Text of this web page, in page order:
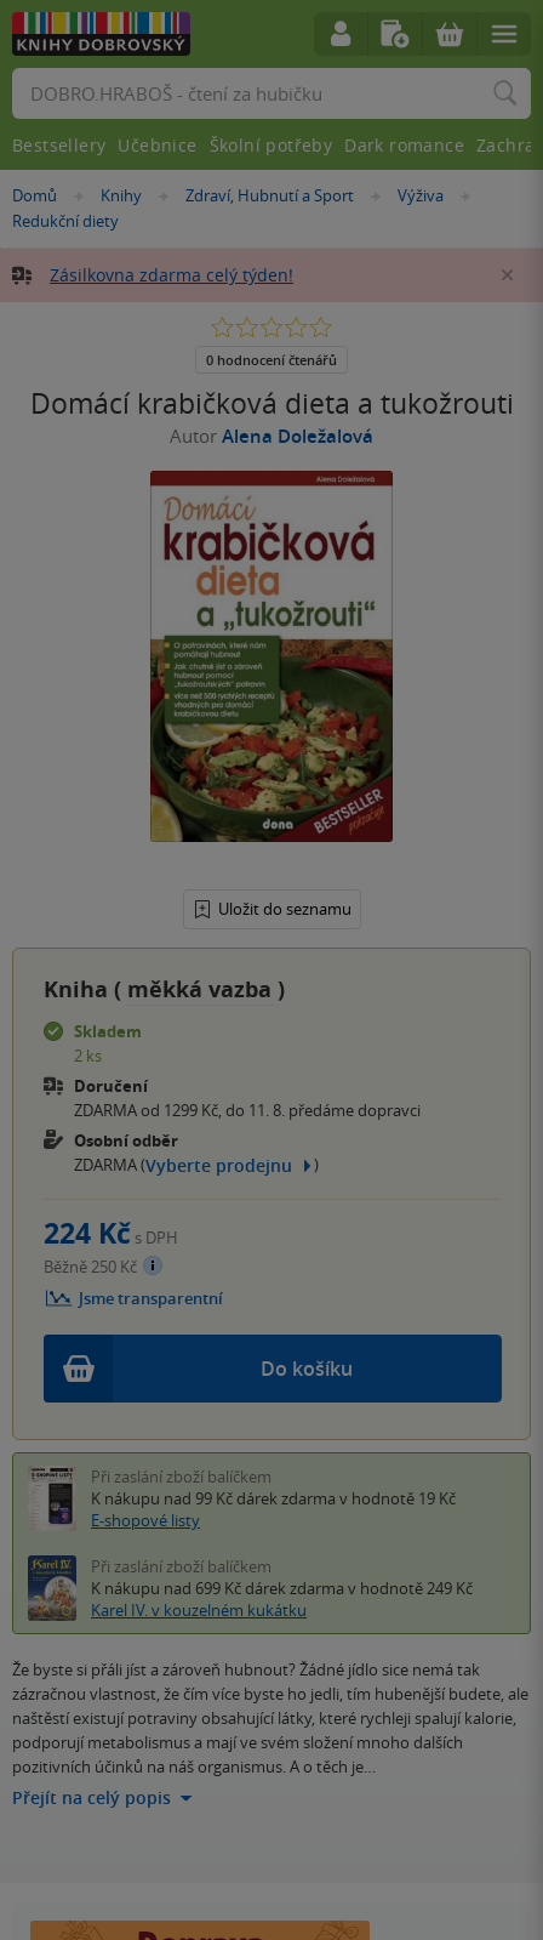
Nacházíte
se
Domů »Knihy »
Zdraví, Hubnutí a Sport »
Výživa
Redukční diety
Zásilkovna zdarma celý týden!
Domácí krabičková dieta a tukožrouti
Autor Alena Doležalová
Uložit do seznamu
0.0
5
0 hodnocení čtenářů
Kniha ( měkká vazba )
Skladem
2 ks
Doručení
ZDARMA od 1299 Kč, do 11. 8. předáme dopravci
Osobní odběr
ZDARMA (Vyberte prodejnu )
Do košíku
224 Kč s DPH
Běžně 250 Kč
Jsme transparentní
Při zaslání zboží balíčkem
K nákupu nad 99 Kč dárek zdarma v hodnotě 19 Kč
E-shopové listy
Při zaslání zboží balíčkem
K nákupu nad 699 Kč dárek zdarma v hodnotě 249 Kč
Karel IV. v kouzelném kukátku
Že byste si přáli jíst a zároveň hubnout? Žádné jídlo sice nemá tak
zázračnou vlastnost, že čím více byste ho jedli, tím hubenější budete, ale
naštěstí existují potraviny obsahující látky, které rychleji spalují kalorie,
podporují metabolismus a mají ve svém složení mnoho dalších
pozitivních účinků na náš organismus. A o těch je…
Přejít na celý popis
Vyhledávání
Bestsellery Učebnice Školní potřeby Dark romance